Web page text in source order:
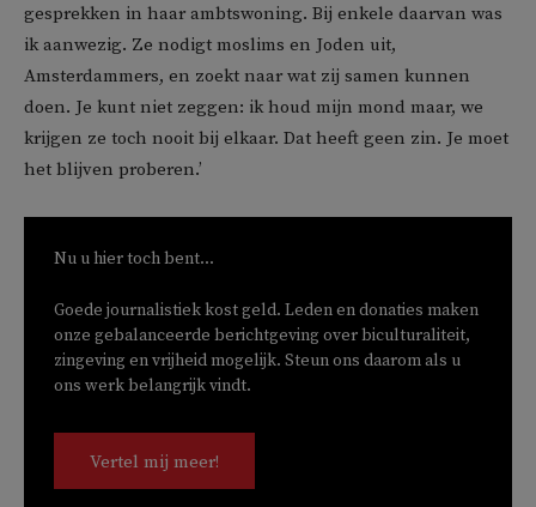
gesprekken in haar ambtswoning. Bij enkele daarvan was
ik aanwezig. Ze nodigt moslims en Joden uit,
Amsterdammers, en zoekt naar wat zij samen kunnen
doen. Je kunt niet zeggen: ik houd mijn mond maar, we
krijgen ze toch nooit bij elkaar. Dat heeft geen zin. Je moet
het blijven proberen.’
Nu u hier toch bent...
Goede journalistiek kost geld. Leden en donaties maken
onze gebalanceerde berichtgeving over biculturaliteit,
zingeving en vrijheid mogelijk. Steun ons daarom als u
ons werk belangrijk vindt.
Vertel mij meer!